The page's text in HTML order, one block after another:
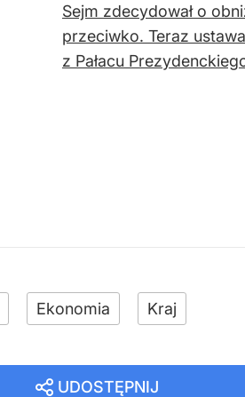
Sejm zdecydował o
przeciwko. Teraz
z Pałacu
Ekonomia Kraj
UDOSTĘPNIJ